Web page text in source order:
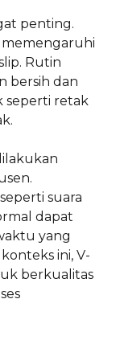
penting.
Rutin
bersih dan
seperti retak
suara
dapat
yang
ini, V-
berkualitas